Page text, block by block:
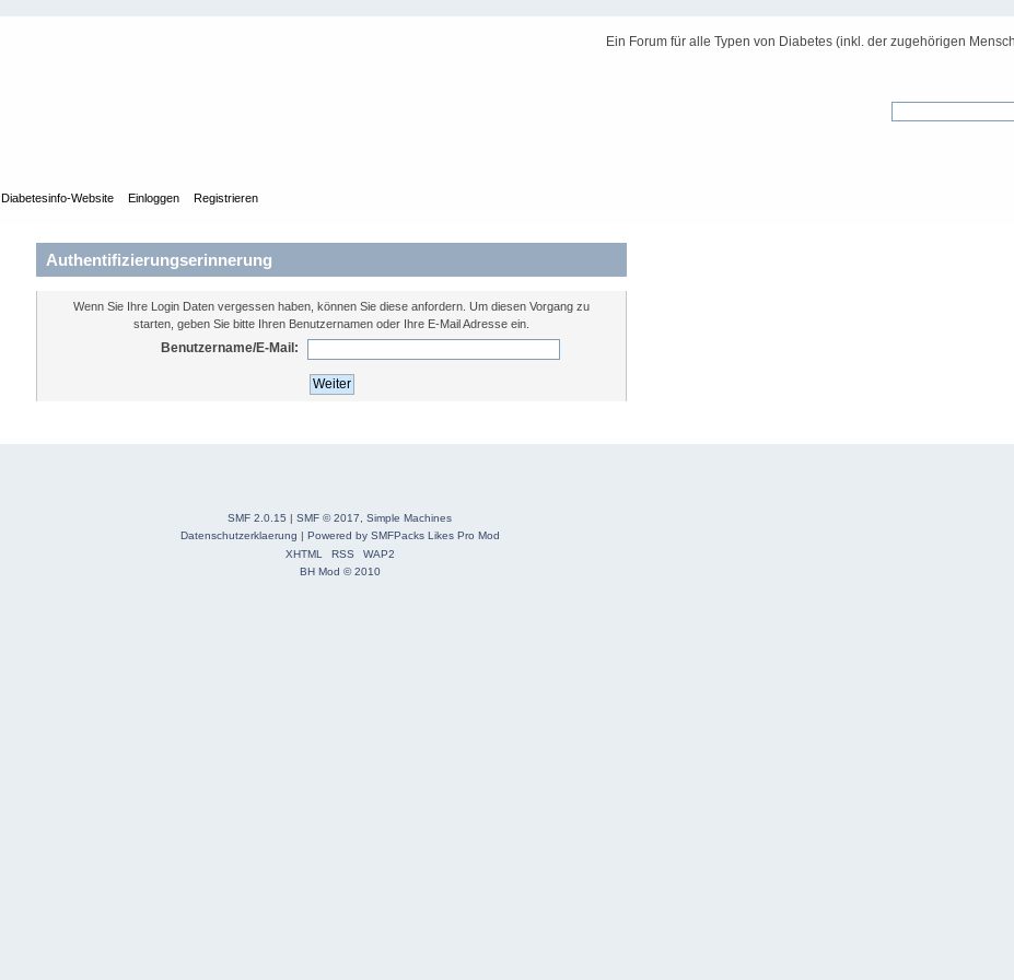
Ein Forum für alle Typen von Diabetes (inkl. der zugehörigen
Diabetesinfo-Website Einloggen Registrieren
Authentifizierungserinnerung
Wenn Sie Ihre Login Daten vergessen haben, können Sie diese anfordern. Um diesen Vorgang zu
starten, geben Sie bitte Ihren Benutzernamen oder Ihre E-Mail Adresse ein.
Benutzername/E-Mail:
SMF 2.0.15 | SMF © 2017, Simple Machines
Datenschutzerklaerung | Powered by SMFPacks Likes Pro Mod
XHTML
RSS
WAP2
BH Mod © 2010